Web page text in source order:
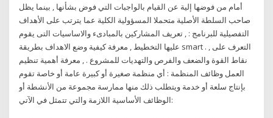
أمام من فوضها إلية عن القيام بالواجبات التي فوض بشأنها , بينما يظل
صاحب السلطة الأصلية متحملا المسؤولية الكلية عما يترتب على الأهداف
التفصيلية للبرنامج : , تعريف المشاركين بالمبادىء والاساسيات التى يقوم
عليها التخطيط , معرفة كيفية وضع الاهداف بطريقة smart . , التعرف على
نقاط القوة والضعف والفرص والتهديات للمشروع . , معرفة أهمية تنظيم
العمل وظائف المنظمة : أي منظمة صغيرة أو كبيرة عامة أو خاصة تقوم
بإنتاج سلعة أو خدمة ويتطلب ذلك منها ممارسة مجموعة من الأنشطة أو
الوظائف الأساسية اللازمة والتي تتمثل في الآتي: